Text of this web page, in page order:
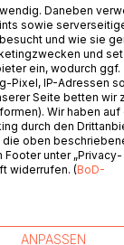
langsam
hatte.
BEI
Daneben
sowie
und wie sie
und
ein, wodurch ggf.
Pixel, IP-Adressen
Seite betten wir
Wir haben auf
durch den
die oben
Footer unter „Privacy-
widerrufen. (BoD-
ANPASSEN